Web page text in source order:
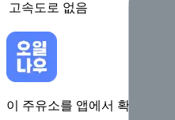
고속도로 없음
이 주유소를 앱에서 확인하고